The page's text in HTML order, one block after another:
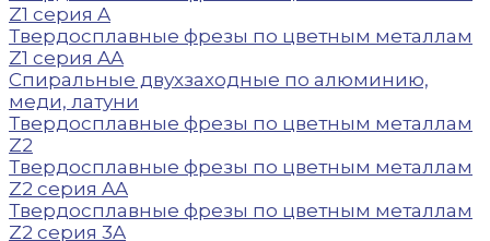
Z1 серия A
Твердосплавные фрезы по цветным металлам
Z1 серия AA
Спиральные двухзаходные по алюминию,
меди, латуни
Твердосплавные фрезы по цветным металлам
Z2
Твердосплавные фрезы по цветным металлам
Z2 серия AA
Твердосплавные фрезы по цветным металлам
Z2 серия 3A